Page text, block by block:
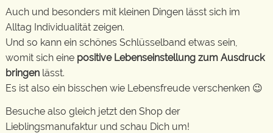
Auch und besonders mit kleinen Dingen lässt sich im
Alltag Individualität zeigen.
Und so kann ein schönes Schlüsselband etwas sein,
womit sich eine positive Lebenseinstellung zum Ausdruck
bringen lässt.
Es ist also ein bisschen wie Lebensfreude verschenken 😉
Besuche also gleich jetzt den Shop der
Lieblingsmanufaktur und schau Dich um!